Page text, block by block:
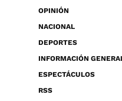
OPINIÓN
NACIONAL
DEPORTES
INFORMACIÓN
ESPECTÁCULOS
RSS